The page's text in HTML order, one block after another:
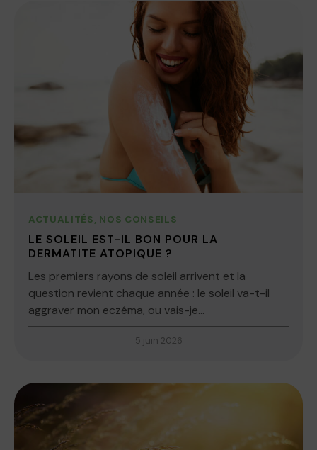
ACTUALITÉS, NOS CONSEILS
LE SOLEIL EST-IL BON POUR LA
DERMATITE ATOPIQUE ?
Les premiers rayons de soleil arrivent et la
question revient chaque année : le soleil va-t-il
aggraver mon eczéma, ou vais-je...
5 juin 2026